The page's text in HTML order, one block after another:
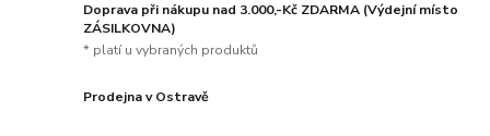
Doprava při nákupu nad 3.000,-Kč ZDARMA (Výdejní místo
ZÁSILKOVNA)
* platí u vybraných produktů
Prodejna v Ostravě